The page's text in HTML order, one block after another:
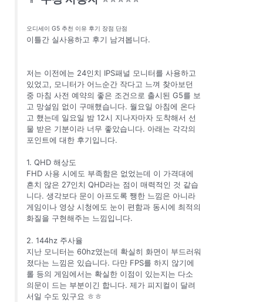
오디세이 G5 추천 이유 후기 장점 단점
이틀간 실사용하고 후기 남겨봅니다.
저는 이전에는 24인치 IPS패널 모니터를 사용하고
있었고, 모니터가 어느순간 작다고 느껴 찾아보던
중 마침 사전 예약의 좋은 조건으로 출시된 G5를 보
고 망설임 없이 구매했습니다. 월요일 아침에 온다
고 했는데 일요일 밤 12시 지나자마자 도착해서 선
물 받은 기분이라 너무 좋았습니다. 아래는 각각의
포인트에 대한 후기입니다.
1. QHD 해상도
FHD 사용 시에도 부족함은 없었는데 이 가격대에
흔치 않은 27인치 QHD라는 점이 매력적인 것 같습
니다. 생각보다 문이 아프도록 쨍한 느낌은 아니라
게임이나 영상 시청에도 눈이 편함과 동시에 최적의
화질을 구현해주는 느낌입니다.
2. 144hz 주사율
지난 모니터는 60hz였는데 확실히 화면이 부드러워
졌다는 느낌은 있습니다. 다만 FPS를 하지 않기에
롤 등의 게임에서는 확실한 이점이 있는지는 다소
의문이 드는 부분이긴 합니다. 제가 피지컬이 달려
서일 수도 있구요 ㅎㅎ